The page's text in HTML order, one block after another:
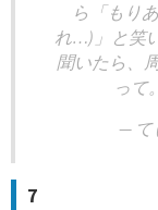
ら「もり
れ…)」と笑
聞いたら、
って
— て
7